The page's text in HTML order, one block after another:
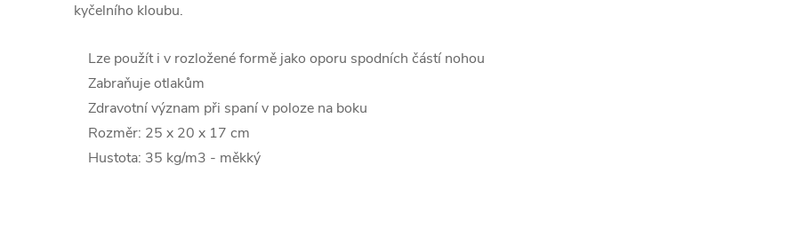
kyčelního kloubu.
Lze použít i v rozložené formě jako oporu spodních částí nohou
Zabraňuje otlakům
Zdravotní význam při spaní v poloze na boku
Rozměr: 25 x 20 x 17 cm
Hustota: 35 kg/m3 - měkký